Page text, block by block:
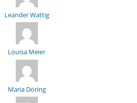
Leander Wattig
Louisa Meier
Maria Döring